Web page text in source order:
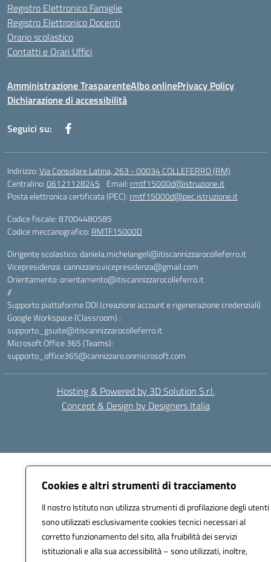
Cookies e altri strumenti di tracciamento
Il nostro Istituto non utilizza strumenti di profilazione degli
sono utilizzati esclusivamente cookies tecnici necessari al
corretto funzionamento del sito, alla fruibilità dei servizi
istituzionali e alla sua accessibilità – sono utilizzati, inoltre,
Registro Elettronico Famiglie
Registro Elettronico Docenti
Orario scolastico
Contatti e Orari Uffici
Amministrazione TrasparenteAlbo onlinePrivacy Policy
Dichiarazione di accessibilità
Seguici su:
Indirizzo:Via Consolare Latina, 263 - 00034 COLLEFERRO (RM)
Centralino:06121128245 Email: rmtf15000d@istruzione.it
Posta elettronica certificata (PEC): rmtf15000d@pec.istruzione.it
Codice fiscale: 87004480585
Codice meccanografico: RMTF15000D
Dirigente scolastico: daniela.michelangeli@itiscannizzarocolleferro.it
Vicepresidenza: cannizzaro.vicepresidenza@gmail.com
Orientamento: orientamento@itiscannizzarocolleferro.it
//
Supporto piattaforme DDI (creazione account e rigenerazione credenziali)
Google Workspace (Classroom) :
supporto_gsuite@itiscannizzarocolleferro.it
Microsoft Office 365 (Teams):
supporto_office365@cannizzaro.onmicrosoft.com
Hosting & Powered by 3D Solution S.r.l.
Concept & Design by Designers Italia